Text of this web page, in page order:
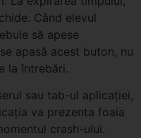
Când elevul
să apese
apasă acest buton, nu
la întrebări.
sau tab-ul aplicației,
va prezenta foaia
crash-ului.